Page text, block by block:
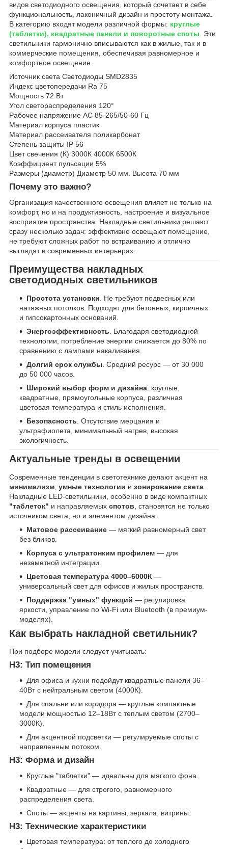
видов светодиодного освещения, который сочетает в себе
функциональность, лаконичный дизайн и простоту монтажа.
В категорию входят модели различной формы: круглые
(таблетки), квадратные панели и поворотные споты. Эти
светильники гармонично вписываются как в жилые, так и в
коммерческие помещения, обеспечивая равномерное и
комфортное освещение.
Источник света Светодиоды SMD2835
Индекс цветопередачи Ra 75
Мощность 72 Вт
Угол светораспределения 120°
Рабочее напряжение AC 85-265/50-60 Гц
Материал корпуса пластик
Материал рассеивателя поликарбонат
Степень защиты IP 56
Цвет свечения (К) 3000К 4000К 6500К
Коэффициент пульсации 5%
Размеры (диаметр) Диаметр 50 мм. Высота 70 мм
Почему это важно?
Организация качественного освещения влияет не только на
комфорт, но и на продуктивность, настроение и визуальное
восприятие пространства. Накладные светильники решают
сразу несколько задач: эффективно освещают помещение,
не требуют сложных работ по встраиванию и отлично
выглядят в современных интерьерах.
Преимущества накладных
светодиодных светильников
Простота установки . Не требуют подвесных или
натяжных потолков. Подходят для бетонных, кирпичных
и гипсокартонных оснований.
Энергоэффективность . Благодаря светодиодной
технологии, потребление энергии снижается до 80% по
сравнению с лампами накаливания.
Долгий срок службы . Средний ресурс — от 30 000
до 50 000 часов.
Широкий выбор форм и дизайна: круглые,
квадратные, прямоугольные корпуса, различная
цветовая температура и стиль исполнения.
Безопасность . Отсутствие мерцания и
ультрафиолета, минимальный нагрев, высокая
экологичность.
Актуальные тренды в освещении
Современные тенденции в светотехнике делают акцент на
минимализм умные технологии и зонирование света
Накладные LED-светильники, особенно в виде компактных
"таблеток" и направляемых спотов , становятся не только
источником света, но и элементом дизайна:
Матовое рассеивание — мягкий равномерный свет
без бликов.
Корпуса с ультратонким профилем — для
незаметной интеграции.
Цветовая температура 4000–6000К —
универсальный свет для офисов и жилых пространств.
Поддержка "умных" функций — регулировка
яркости, управление по Wi-Fi или Bluetooth (в премиум-
моделях).
Как выбрать накладной светильник?
При подборе модели следует учитывать:
H3: Тип помещения
Для офиса и кухни подойдут квадратные панели 36–
40Вт с нейтральным светом (4000К).
Для спальни или коридора — круглые компактные
модели мощностью 12–18Вт с теплым светом (2700–
3000К).
Для акцентной подсветки — регулируемые споты с
направленным потоком.
H3: Форма и дизайн
Круглые "таблетки" — идеальны для мягкого фона.
Квадратные — для строгого, равномерного
распределения света.
Споты — акценты на картины, зеркала, витрины.
H3: Технические характеристики
Цветовая температура: от теплого до холодного